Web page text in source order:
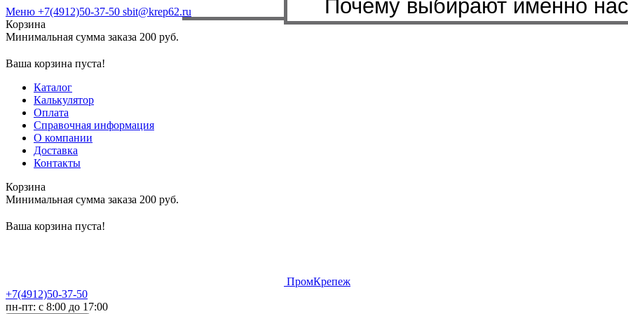
Меню +7(4912)50-37-50 sbit@krep62.ru
Корзина
Минимальная сумма заказа 200 руб.
Ваша корзина пуста!
Каталог
Калькулятор
Оплата
Справочная информация
О компании
Доставка
Контакты
Корзина
Минимальная сумма заказа 200 руб.
Ваша корзина пуста!
ПромКрепеж
+7(4912)50-37-50
пн-пт: с 8:00 до 17:00
Бренды, с которыми мы
Почему выбирают именно